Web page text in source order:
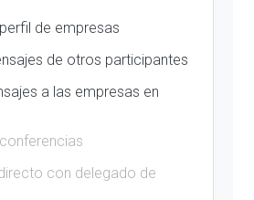
de empresas
de otros participantes
a las empresas en
con delegado de